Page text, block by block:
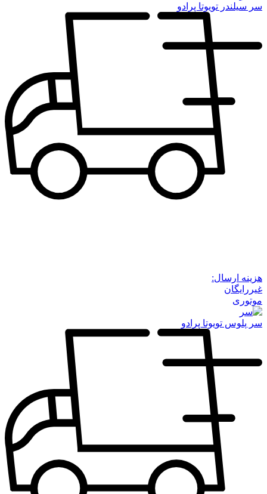
سر سیلندر تویوتا پرادو
هزینه ارسال:
غیررایگان
موتوری
سر پلوس تویوتا پرادو